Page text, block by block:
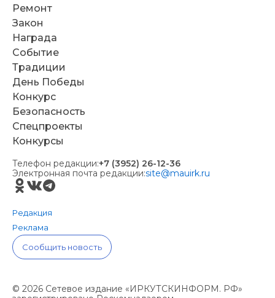
Ремонт
Закон
Награда
Событие
Традиции
День Победы
Конкурс
Безопасность
Спецпроекты
Конкурсы
Телефон редакции:+7 (3952) 26-12-36
Электронная почта редакции:site@mauirk.ru
Редакция
Реклама
Сообщить новость
© 2026 Сетевое издание «ИРКУТСКИНФОРМ. РФ»